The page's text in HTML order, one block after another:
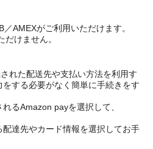
AMEXがご利用いただけます。
だけません。
れた配送先や支払い方法を利用す
する必要がなく簡単に⼿続きをす
るAmazon payを選択して、
達先やカード情報を選択してお⼿